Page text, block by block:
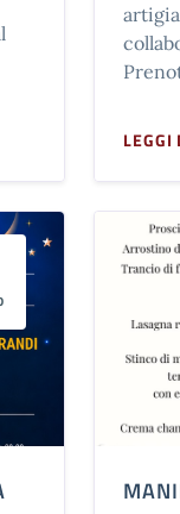
LEGGI